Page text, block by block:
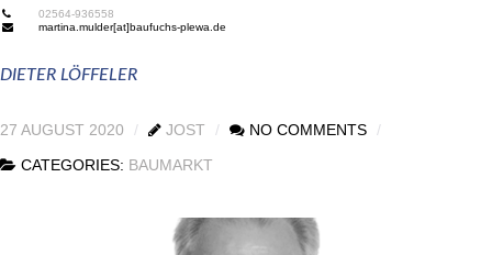
02564-936558
martina.mulder[at]baufuchs-plewa.de
DIETER LÖFFELER
27 AUGUST 2020 JOST NO COMMENTS
CATEGORIES: BAUMARKT